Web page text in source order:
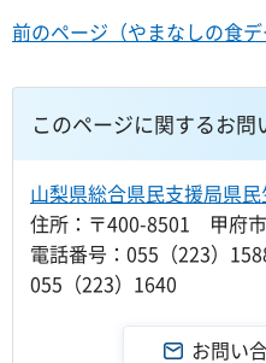
前のページ（やまなしの食
このページに関するお問
山梨県総合県民支援局県
住所：〒400-8501 甲府
電話番号：055（223）
055（223）1640